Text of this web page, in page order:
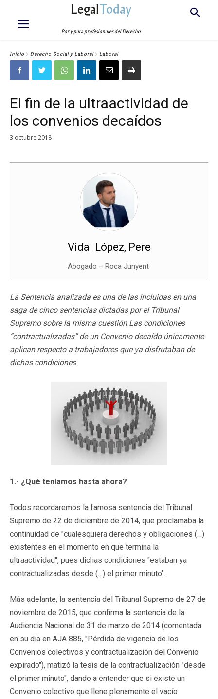
LegalToday
Por y para profesionales del Derecho
Inicio Derecho Social y Laboral Laboral
El fin de la ultraactividad de
los convenios decaídos
3 octubre 2018
Vidal López, Pere
Abogado – Roca Junyent
La Sentencia analizada es una de las incluidas en una
saga de cinco sentencias dictadas por el Tribunal
Supremo sobre la misma cuestión Las condiciones
“contractualizadas” de un Convenio decaído únicamente
aplican respecto a trabajadores que ya disfrutaban de
dichas condiciones
1.- ¿Qué teníamos hasta ahora?
Todos recordaremos la famosa sentencia del Tribunal
Supremo de 22 de diciembre de 2014, que proclamaba la
continuidad de "cualesquiera derechos y obligaciones (…)
existentes en el momento en que termina la
ultraactividad", pues dichas condiciones "estaban ya
contractualizadas desde (…) el primer minuto".
Más adelante, la sentencia del Tribunal Supremo de 27 de
noviembre de 2015, que confirma la sentencia de la
Audiencia Nacional de 31 de marzo de 2014 (comentada
en su día en AJA 885, "Pérdida de vigencia de los
Convenios colectivos y contractualización del Convenio
expirado"), matizó la tesis de la contractualización "desde
el primer minuto", dando a entender que si existe un
Convenio colectivo que llene plenamente el vacío